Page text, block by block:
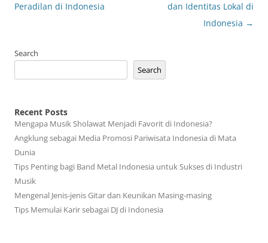
Peradilan di Indonesia
dan Identitas Lokal di
Indonesia →
Search
Search
Recent Posts
Mengapa Musik Sholawat Menjadi Favorit di Indonesia?
Angklung sebagai Media Promosi Pariwisata Indonesia di Mata
Dunia
Tips Penting bagi Band Metal Indonesia untuk Sukses di Industri
Musik
Mengenal Jenis-jenis Gitar dan Keunikan Masing-masing
Tips Memulai Karir sebagai DJ di Indonesia